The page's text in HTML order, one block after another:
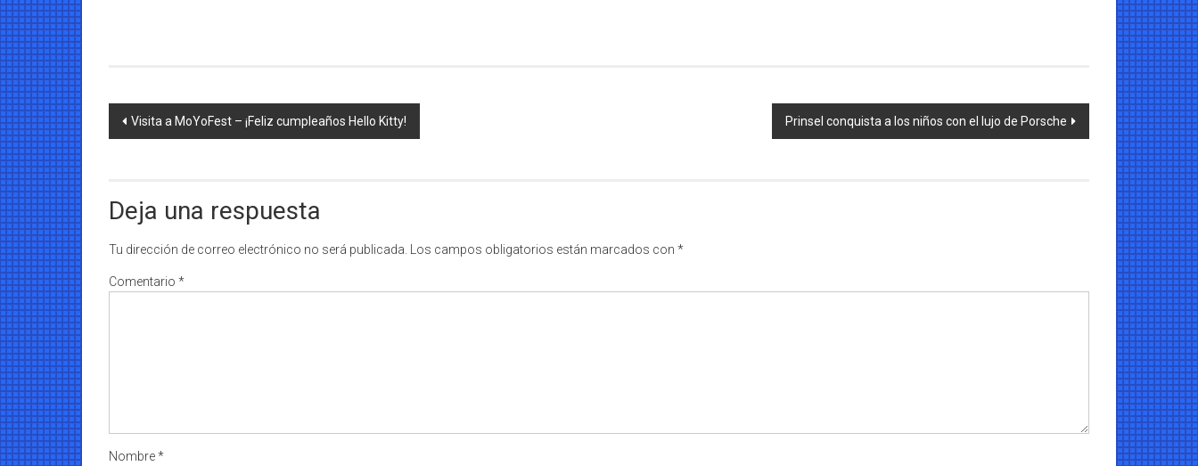
Navegación
Visita a MoYoFest – ¡Feliz cumpleaños Hello Kitty! Prinsel conquista a los niños con el lujo de Porsche
Deja una respuesta
Tu dirección de correo electrónico no será publicada. Los campos obligatorios están marcados con *
Comentario *
Nombre*